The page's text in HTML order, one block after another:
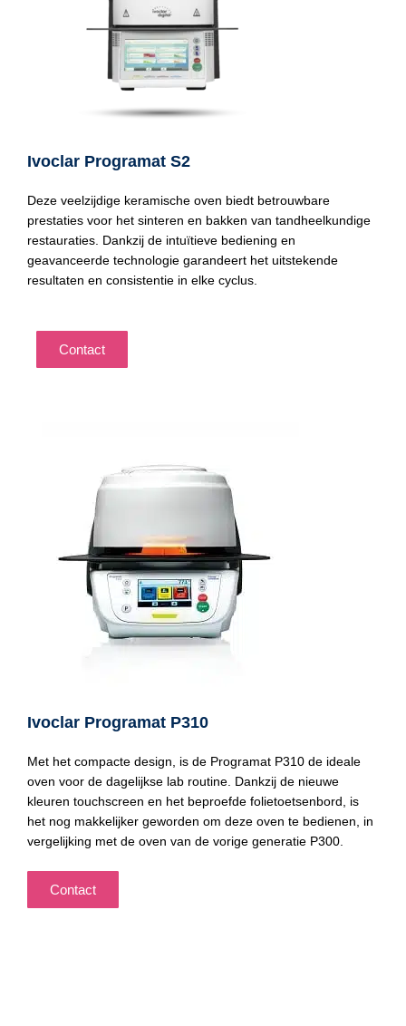
Ivoclar Programat S2
Deze veelzijdige keramische oven biedt betrouwbare
prestaties voor het sinteren en bakken van tandheelkundige
restauraties. Dankzij de intuïtieve bediening en
geavanceerde technologie garandeert het uitstekende
resultaten en consistentie in elke cyclus.
Contact
Ivoclar Programat P310
Met het compacte design, is de Programat P310 de ideale
oven voor de dagelijkse lab routine. Dankzij de nieuwe
kleuren touchscreen en het beproefde folietoetsenbord, is
het nog makkelijker geworden om deze oven te bedienen, in
vergelijking met de oven van de vorige generatie P300.
Contact